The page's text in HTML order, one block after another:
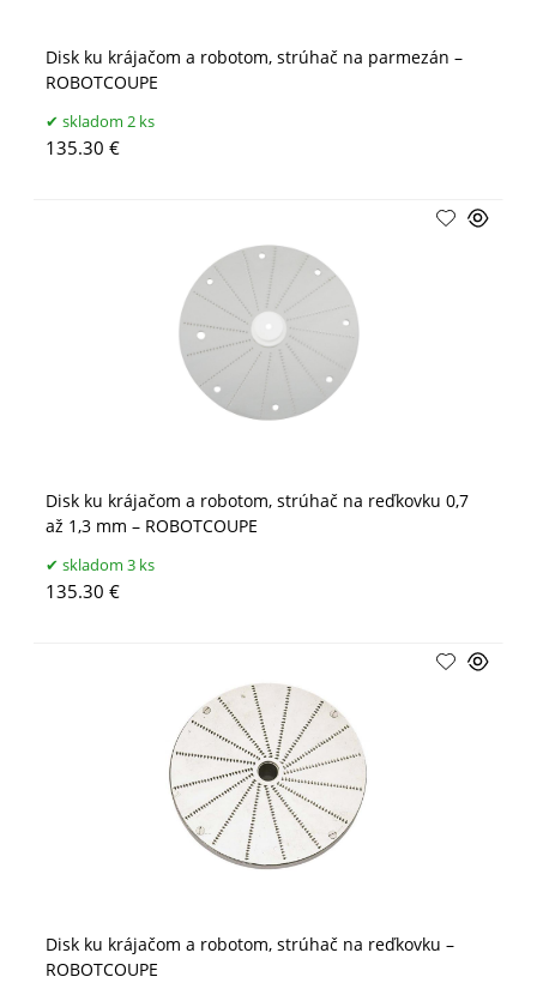
Disk ku krájačom a robotom, strúhač na parmezán –
ROBOTCOUPE
skladom 2 ks
135.30 €
Disk ku krájačom a robotom, strúhač na reďkovku 0,7
až 1,3 mm – ROBOTCOUPE
skladom 3 ks
135.30 €
Disk ku krájačom a robotom, strúhač na reďkovku –
ROBOTCOUPE